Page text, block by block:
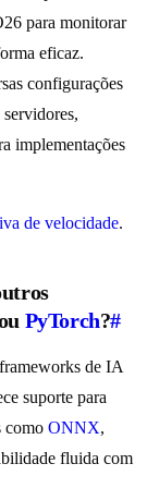
para monitorar
eficaz.
configurações
servidores,
implementações
de velocidade.
PyTorch?#
de IA
suporte para
como ONNX,
fluida com